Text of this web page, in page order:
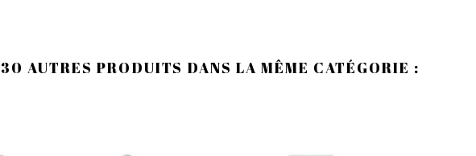
30 AUTRES PRODUITS DANS LA MÊME CATÉGORIE :